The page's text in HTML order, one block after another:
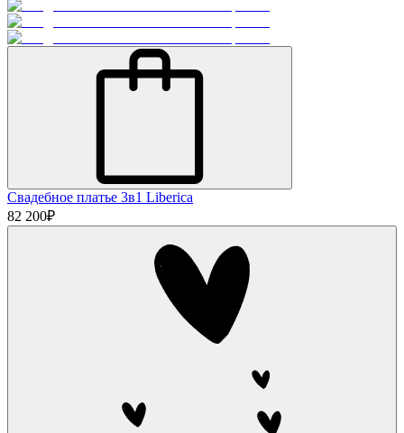
Свадебное платье 3в1 Liberica
82 200₽